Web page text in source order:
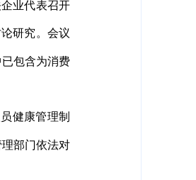
业代表召开
研究。会议
包含为消费
健康管理制
部门依法对